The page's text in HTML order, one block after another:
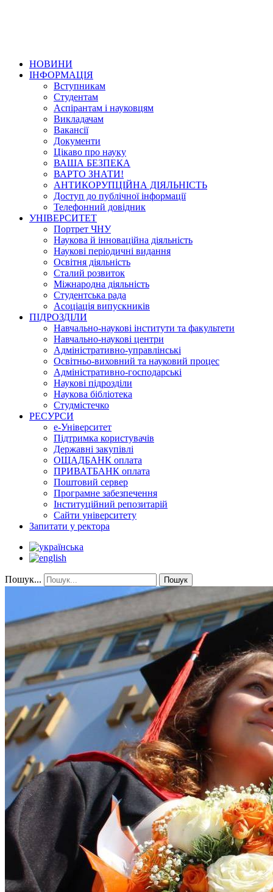
НОВИНИ
ІНФОРМАЦІЯ
Вступникам
Студентам
Аспірантам і науковцям
Викладачам
Вакансії
Документи
Цікаво про науку
ВАША БЕЗПЕКА
ВАРТО ЗНАТИ!
АНТИКОРУПЦІЙНА ДІЯЛЬНІСТЬ
Доступ до публічної інформації
Телефонний довідник
УНІВЕРСИТЕТ
Портрет ЧНУ
Наукова й інноваційна діяльність
Наукові періодичні видання
Освітня діяльність
Сталий розвиток
Міжнародна діяльність
Студентська рада
Асоціація випускників
ПІДРОЗДІЛИ
Навчально-наукові інститути та факультети
Навчально-наукові центри
Адміністративно-управлінські
Освітньо-виховний та науковий процес
Адміністративно-господарські
Наукові підрозділи
Наукова бібліотека
Студмістечко
РЕСУРСИ
е-Університет
Підтримка користувачів
Державні закупівлі
ОЩАДБАНК оплата
ПРИВАТБАНК оплата
Поштовий сервер
Програмне забезпечення
Інституційний репозитарій
Сайти університету
Запитати у ректора
Пошук... Пошук